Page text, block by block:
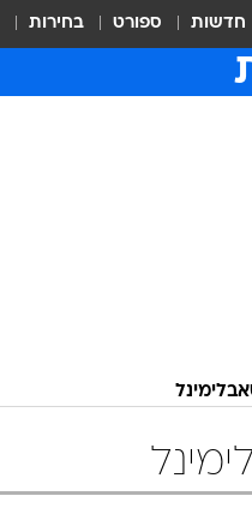
חדשות ספורט בחירות